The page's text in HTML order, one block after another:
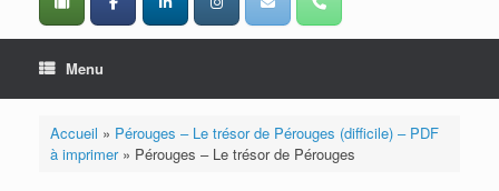
Menu
Accueil » Pérouges – Le trésor de Pérouges (difficile) – PDF
à imprimer» Pérouges – Le trésor de Pérouges